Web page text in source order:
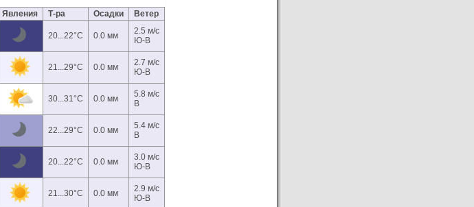
Явления Т-ра Осадки Ветер
20...22°C 0.0 мм
2.5 м/с
Ю-В
21...29°C 0.0 мм
2.7 м/с
Ю-В
30...31°C 0.0 мм
5.8 м/с
В
22...29°C 0.0 мм
5.4 м/с
В
20...22°C 0.0 мм
3.0 м/с
Ю-В
21...30°C 0.0 мм
2.9 м/с
Ю-В